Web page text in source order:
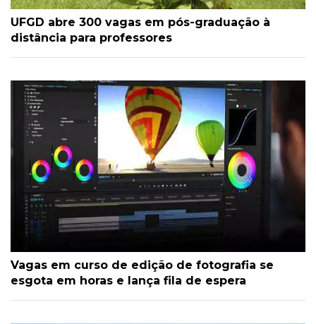
UFGD abre 300 vagas em pós-graduação à
distância para professores
Vagas em curso de edição de fotografia se
esgota em horas e lança fila de espera